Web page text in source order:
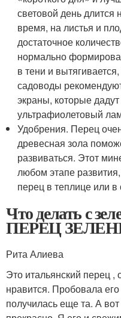
световой день
время, на листья и
достаточное
нормально
в тени и
садоводы
экраны, которые
ультрафиолетовый
Удобрения. Перец
древесная зола
развиваться. Этот
любом этапе
перец в теплице или в
Что делать с
ПЕРЕЦ
Рита Алиева
Это итальянский перец
нравится. Пробовала его
получилась еще та. А